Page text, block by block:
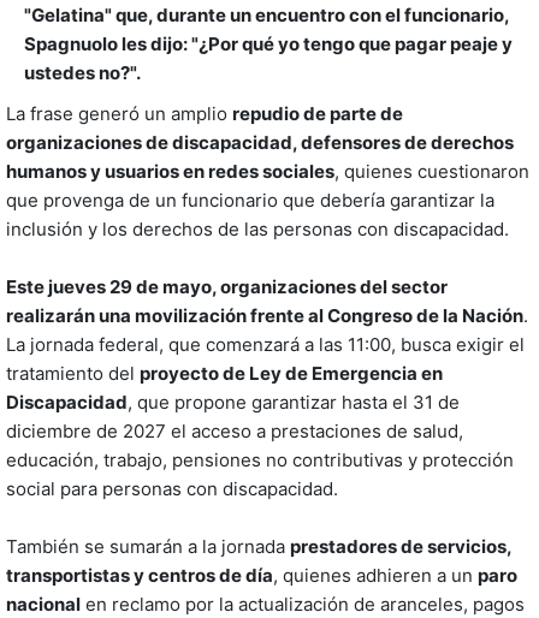
"Gelatina" que, durante un encuentro con el funcionario,
Spagnuolo les dijo: "¿Por qué yo tengo que pagar peaje y
ustedes no?".
La frase generó un amplio repudio de parte de
organizaciones de discapacidad, defensores de derechos
humanos y usuarios en redes sociales, quienes cuestionaron
que provenga de un funcionario que debería garantizar la
inclusión y los derechos de las personas con discapacidad.
Este jueves 29 de mayo, organizaciones del sector
realizarán una movilización frente al Congreso de la Nación.
La jornada federal, que comenzará a las 11:00, busca exigir el
tratamiento del proyecto de Ley de Emergencia en
Discapacidad, que propone garantizar hasta el 31 de
diciembre de 2027 el acceso a prestaciones de salud,
educación, trabajo, pensiones no contributivas y protección
social para personas con discapacidad.
También se sumarán a la jornada prestadores de servicios,
transportistas y centros de día, quienes adhieren a un paro
nacional en reclamo por la actualización de aranceles, pagos